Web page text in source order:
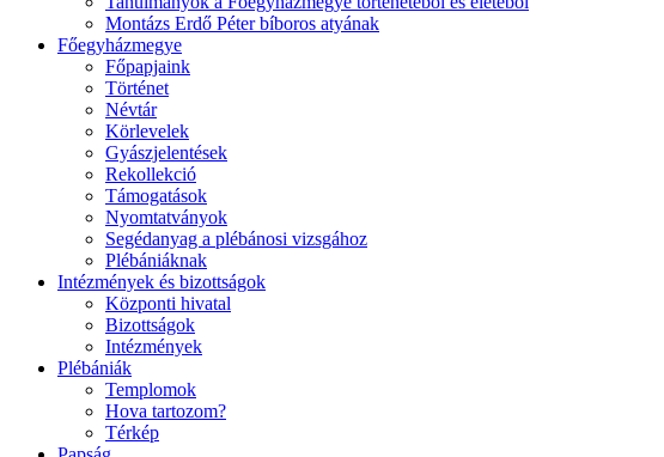
Montázs Erdő Péter bíboros atyának
Főegyházmegye
Főpapjaink
Történet
Névtár
Körlevelek
Gyászjelentések
Rekollekció
Támogatások
Nyomtatványok
Segédanyag a plébánosi vizsgához
Plébániáknak
Intézmények és bizottságok
Központi hivatal
Bizottságok
Intézmények
Plébániák
Templomok
Hova tartozom?
Térkép